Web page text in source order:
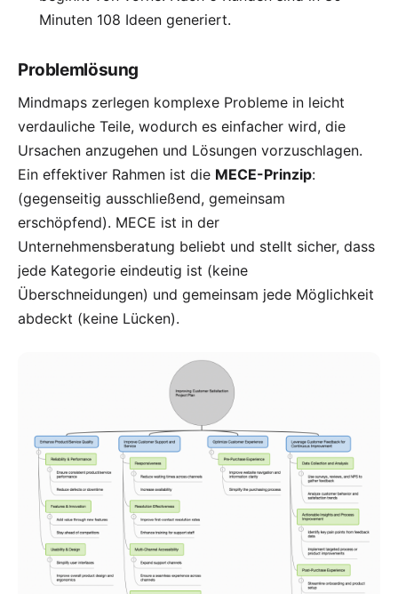
Minuten 108 Ideen generiert.
Problemlösung
Mindmaps zerlegen komplexe Probleme in leicht
verdauliche Teile, wodurch es einfacher wird, die
Ursachen anzugehen und Lösungen vorzuschlagen.
Ein effektiver Rahmen ist die MECE-Prinzip:
(gegenseitig ausschließend, gemeinsam
erschöpfend). MECE ist in der
Unternehmensberatung beliebt und stellt sicher, dass
jede Kategorie eindeutig ist (keine
Überschneidungen) und gemeinsam jede Möglichkeit
abdeckt (keine Lücken).